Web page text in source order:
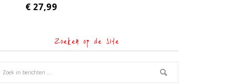
€ 27,99
Zoeken op de site